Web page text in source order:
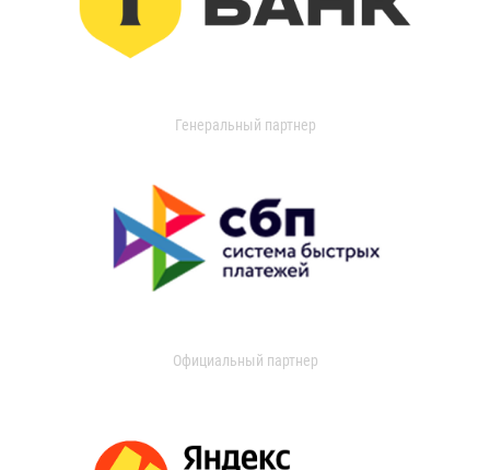
Генеральный партнер
Официальный партнер